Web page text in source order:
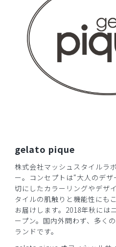
S17ジェラート ピケ&
ョートコート/ホワイト×ブル
1
更新中のため丈が心配でしたが
けても床に付かなくてよかった
テンション上げて仕事も捗りま
商品：S17ジェラート ピケ&
ョートコート/ホワイト×ブル
役に立った 0
gelato pique
株式会社マッシュスタイルラ
ー。コンセプトは“大人のデ
切にしたカラーリングやデザ
タイルの肌触りと機能性にも
お届けします。2018年秋には
ープン。国内外問わず、多く
ランドです。